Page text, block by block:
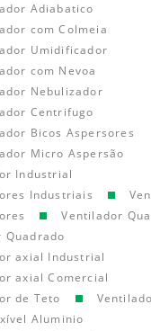
Adiabatico
com Colmeia
Umidificador
com Nevoa
Nebulizador
Centrifugo
Bicos Aspersores
Micro Aspersão
Industrial
Industriais
Ventilador
Quadrado
axial Industrial
axial Comercial
de Teto
Aluminio